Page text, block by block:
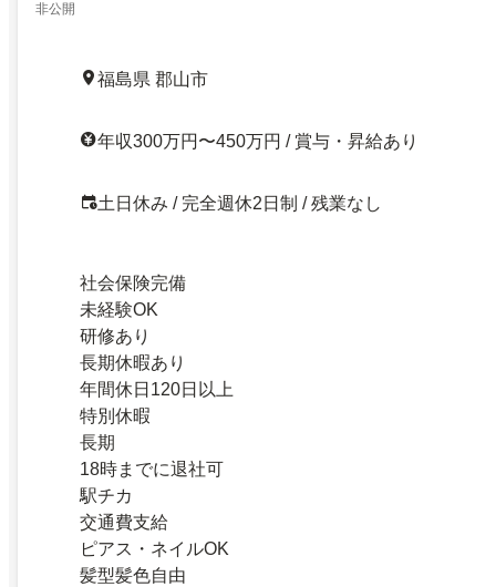
非​​公​​開
福島県 郡山市
年収300万円〜450万円 / 賞与・昇給あり
土日休み / 完全週休2日制 / 残業なし
社会保険完備
未経験OK
研修あり
長期休暇あり
年間休日120日以上
特別休暇
長期
18時までに退社可
駅チカ
交通費支給
ピアス・ネイルOK
髪型髪色自由